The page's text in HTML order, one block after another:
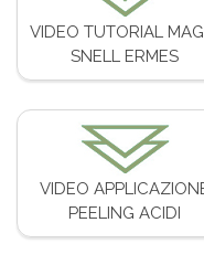
VIDEO TUTORIAL
SNELL ERMES
VIDEO
PEELING ACIDI